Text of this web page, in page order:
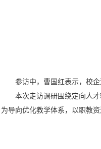
参访中，曹国红表示，校
本次走访调研围绕定向人
为导向优化教学体系，以职教